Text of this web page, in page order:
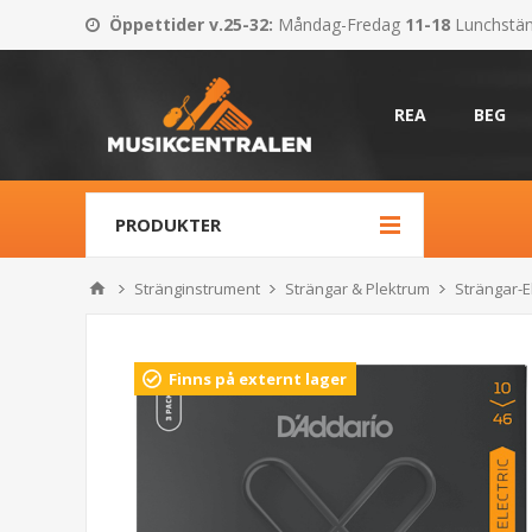
Öppettider v.25-32: Måndag-Fredag 11-18
REA BEG
PRODUKTER
Stränginstrument Strängar & Plektrum Strängar-
Finns på externt lager